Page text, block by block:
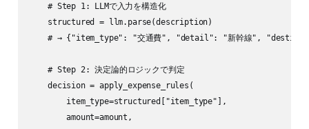
    # Step 1: LLMで入力を構造化
    structured = llm.parse(description)
# → {"item_type": "交通費", "detail": "新幹線",
    # Step 2: 決定論的ロジックで判定
    decision = apply_expense_rules(
        item_type=structured["item_type"],
        amount=amount,